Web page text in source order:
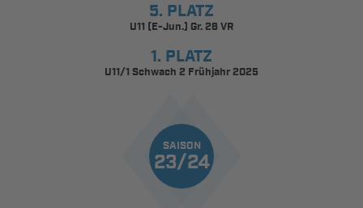
5. PLATZ
U11 (E-Jun.) Gr. 26 VR
1. PLATZ
U11/1 Schwach 2 Frühjahr 2025
SAISON
23/24